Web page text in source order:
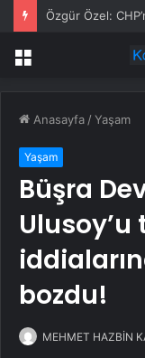
Özgür Özel:
Menü
Anasayfa /Yaşam
Yaşam
Büşra
Ulusoy’u
bozdu!
MEHMET HAZBİN